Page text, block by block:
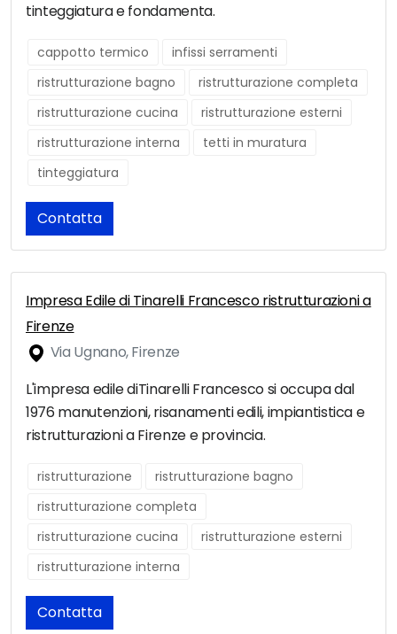
tinteggiatura e fondamenta.
cappotto termico
infissi serramenti
ristrutturazione bagno
ristrutturazione completa
ristrutturazione cucina
ristrutturazione esterni
ristrutturazione interna
tetti in muratura
tinteggiatura
Contatta
Impresa Edile di Tinarelli Francesco ristrutturazioni a
Firenze
Via Ugnano, Firenze
L'impresa edile diTinarelli Francesco si occupa dal
1976 manutenzioni, risanamenti edili, impiantistica e
ristrutturazioni a Firenze e provincia.
ristrutturazione
ristrutturazione bagno
ristrutturazione completa
ristrutturazione cucina
ristrutturazione esterni
ristrutturazione interna
Contatta